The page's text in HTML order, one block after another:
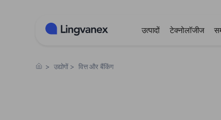
उत्पादों टेक्नोलॉजीज
> उद्योगों > वित्त और बैंकिंग